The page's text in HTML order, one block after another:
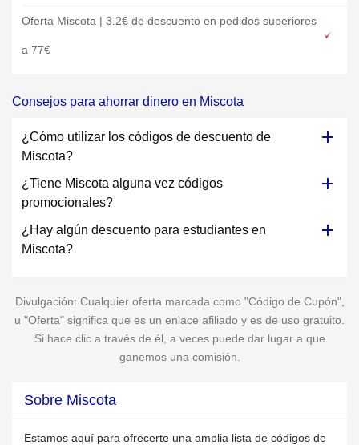
Oferta Miscota | 3.2€ de descuento en pedidos superiores
a 77€
Consejos para ahorrar dinero en Miscota
¿Cómo utilizar los códigos de descuento de
Miscota?
¿Tiene Miscota alguna vez códigos
promocionales?
¿Hay algún descuento para estudiantes en
Miscota?
Divulgación: Cualquier oferta marcada como "Código de Cupón",
u "Oferta" significa que es un enlace afiliado y es de uso gratuito.
Si hace clic a través de él, a veces puede dar lugar a que
ganemos una comisión.
Sobre Miscota
Estamos aquí para ofrecerte una amplia lista de códigos de